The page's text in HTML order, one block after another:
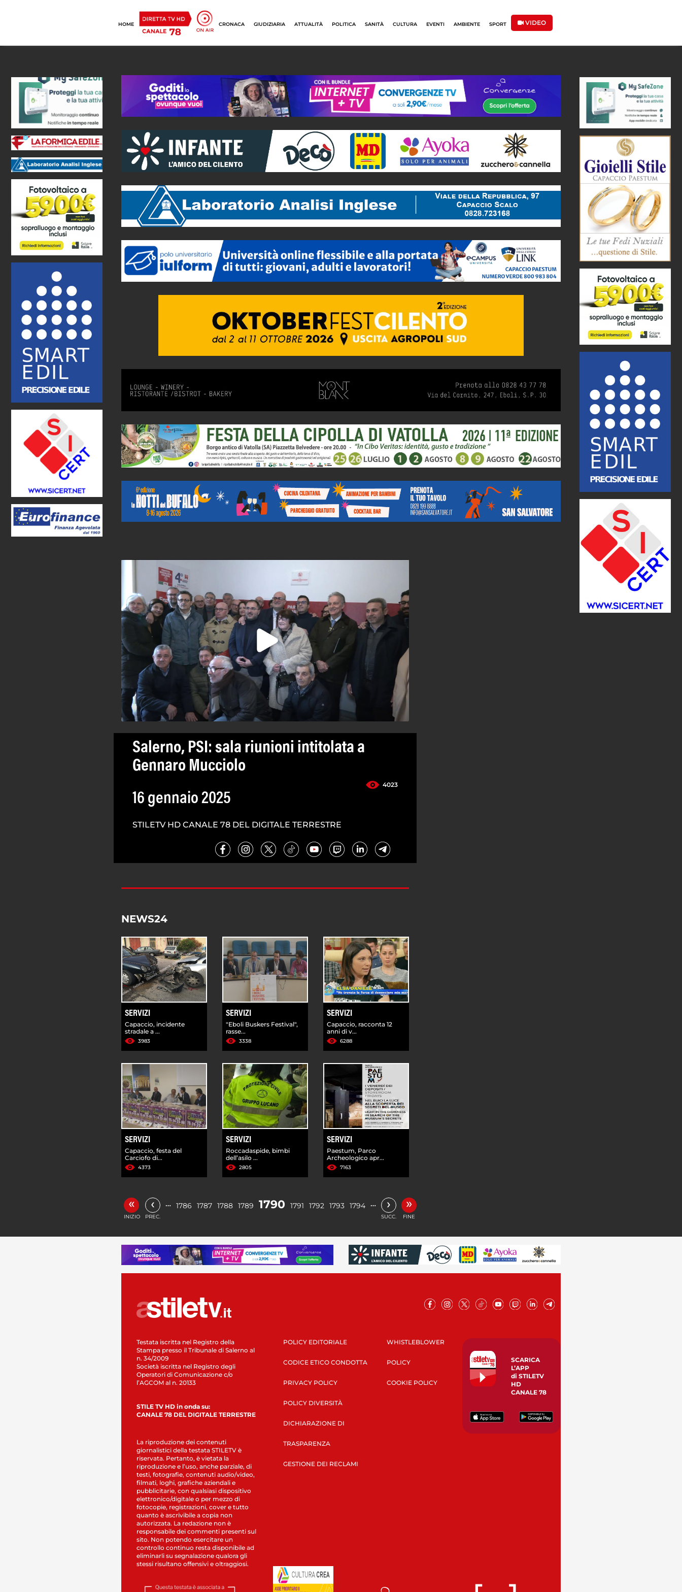
HOME CRONACA GIUDIZIARIA ATTUALITÀ POLITICA SANITÀ CULTURA EVENTI AMBIENTE SPORT VIDEO
Salerno, PSI: sala riunioni intitolata a
Gennaro Mucciolo
4023
16 gennaio 2025
STILETV HD CANALE 78 DEL DIGITALE TERRESTRE
NEWS24
SERVIZI
Capaccio, incidente
stradale a ...
3983
SERVIZI
"Eboli Buskers Festival",
rasse...
3338
SERVIZI
Capaccio, racconta 12
anni di v...
6288
SERVIZI
Capaccio, festa del
Carciofo di...
4373
SERVIZI
Roccadaspide, bimbi
dell’asilo ...
2805
SERVIZI
Paestum, Parco
Archeologico apr...
7163
«
INIZIO
‹
PREC.
… 1786 1787 1788 1789 1790 1791 1792 1793 1794 … ›
SUCC.
»
FINE
Testata iscritta nel Registro della
Stampa presso il Tribunale di Salerno al
n. 34/2009
Società iscritta nel Registro degli
Operatori di Comunicazione c/o
l’AGCOM al n. 20133
STILE TV HD in onda su:
CANALE 78 DEL DIGITALE TERRESTRE
La riproduzione dei contenuti
giornalistici della testata STILETV è
riservata. Pertanto, è vietata la
riproduzione e l’uso, anche parziale, di
testi, fotografie, contenuti audio/video,
filmati, loghi, grafiche aziendali e
pubblicitarie, con qualsiasi dispositivo
elettronico/digitale o per mezzo di
fotocopie, registrazioni, cover e tutto
quanto è ascrivibile a copia non
autorizzata. La redazione non è
responsabile dei commenti presenti sul
sito. Non potendo esercitare un
controllo continuo resta disponibile ad
eliminarli su segnalazione qualora gli
stessi risultano offensivi e oltraggiosi.
POLICY EDITORIALE
CODICE ETICO CONDOTTA
PRIVACY POLICY
POLICY DIVERSITÀ
DICHIARAZIONE DI
TRASPARENZA
GESTIONE DEI RECLAMI
WHISTLEBLOWER
POLICY
COOKIE POLICY
SCARICA
L’APP
di STILETV
HD
CANALE 78